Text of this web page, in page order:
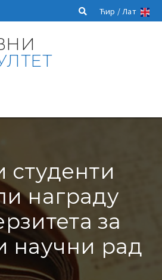
Ћир /Лат
награду
за
научни рад